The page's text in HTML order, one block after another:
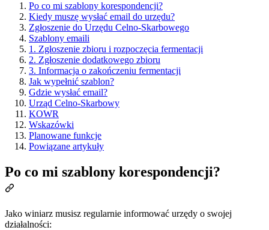
Po co mi szablony korespondencji?
Kiedy muszę wysłać email do urzędu?
Zgłoszenie do Urzędu Celno-Skarbowego
Szablony emaili
1. Zgłoszenie zbioru i rozpoczęcia fermentacji
2. Zgłoszenie dodatkowego zbioru
3. Informacja o zakończeniu fermentacji
Jak wypełnić szablon?
Gdzie wysłać email?
Urząd Celno-Skarbowy
KOWR
Wskazówki
Planowane funkcje
Powiązane artykuły
Po co mi szablony korespondencji?
Jako winiarz musisz regularnie informować urzędy o swojej
działalności: